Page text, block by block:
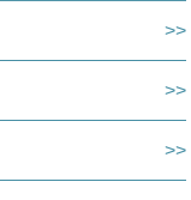
>>
>>
>>